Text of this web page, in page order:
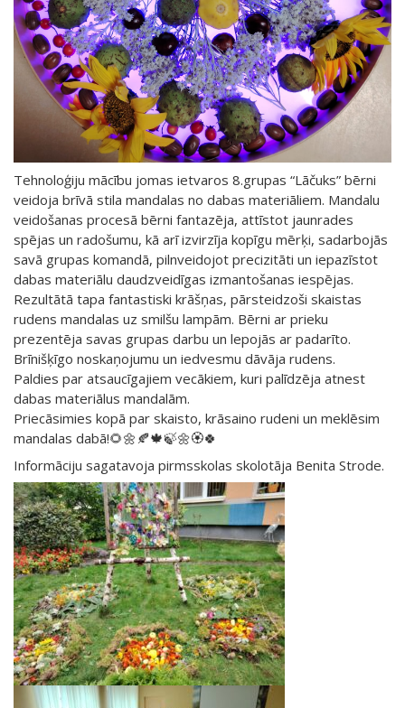
Tehnoloģiju mācību jomas ietvaros 8.grupas “Lāčuks” bērni
veidoja brīvā stila mandalas no dabas materiāliem. Mandalu
veidošanas procesā bērni fantazēja, attīstot jaunrades
spējas un radošumu, kā arī izvirzīja kopīgu mērķi, sadarbojās
savā grupas komandā, pilnveidojot precizitāti un iepazīstot
dabas materiālu daudzveidīgas izmantošanas iespējas.
Rezultātā tapa fantastiski krāšņas, pārsteidzoši skaistas
rudens mandalas uz smilšu lampām. Bērni ar prieku
prezentēja savas grupas darbu un lepojās ar padarīto.
Brīnišķīgo noskaņojumu un iedvesmu dāvāja rudens.
Paldies par atsaucīgajiem vecākiem, kuri palīdzēja atnest
dabas materiālus mandalām.
Priecāsimies kopā par skaisto, krāsaino rudeni un meklēsim
mandalas dabā!🌻🌼🍂🍁🍃🌼🏵️🍀
Informāciju sagatavoja pirmsskolas skolotāja Benita Strode.